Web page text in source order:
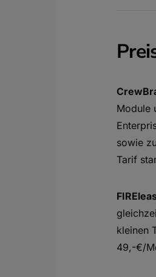
Module
sowie
Tarif
kleinen
49,-€/